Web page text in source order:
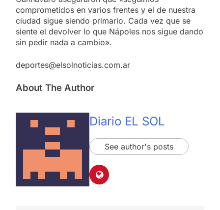
comprometidos en varios frentes y el de nuestra
ciudad sigue siendo primario. Cada vez que se
siente el devolver lo que Nápoles nos sigue dando
sin pedir nada a cambio».
deportes@elsolnoticias.com.ar
About The Author
Diario EL SOL
See author's posts